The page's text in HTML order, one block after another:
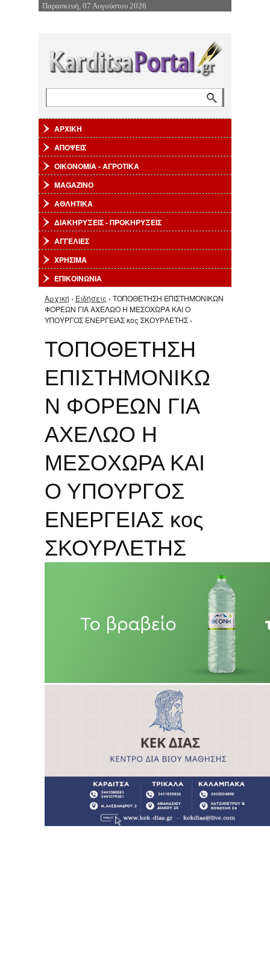
Επιστροφή στην Πλοήγηση
Παρασκευή, 07 Αυγούστου 2026
ΑΡΧΙΚΗ
ΑΠΟΨΕΙΣ
ΟΙΚΟΝΟΜΙΑ - ΑΓΡΟΤΙΚΑ
MAGAZINO
ΑΘΛΗΤΙΚΑ
ΔΙΑΚΗΡΥΞΕΙΣ - ΠΡΟΚΗΡΥΞΕΙΣ
ΑΓΓΕΛΙΕΣ
ΧΡΗΣΙΜΑ
ΕΠΙΚΟΙΝΩΝΙΑ
Είστε εδώ
Αρχική › Ειδήσεις › ΤΟΠΟΘΕΤΗΣΗ ΕΠΙΣΤΗΜΟΝΙΚΩΝ
ΦΟΡΕΩΝ ΓΙΑ ΑΧΕΛΩΟ Η ΜΕΣΟΧΩΡΑ ΚΑΙ Ο
ΥΠΟΥΡΓΟΣ ΕΝΕΡΓΕΙΑΣ κος ΣΚΟΥΡΛΕΤΗΣ ›
ΤΟΠΟΘΕΤΗΣΗ
ΕΠΙΣΤΗΜΟΝΙΚΩ
Ν ΦΟΡΕΩΝ ΓΙΑ
ΑΧΕΛΩΟ Η
ΜΕΣΟΧΩΡΑ ΚΑΙ
Ο ΥΠΟΥΡΓΟΣ
ΕΝΕΡΓΕΙΑΣ κος
ΣΚΟΥΡΛΕΤΗΣ